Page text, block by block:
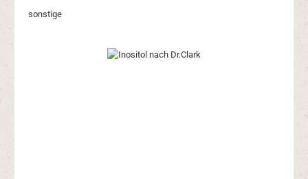
sonstige
Bildergalerie überspringen